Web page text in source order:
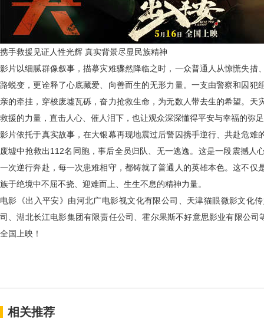
携手救援见证人性光辉 真实背景尽显民族精神
影片以细腻群像叙事，描摹灾难骤然降临之时，一众普通人从惊慌失措
路蜕变，更诠释了心底藏爱、向善而生的无形力量。一支由警察和囚犯
亲的牵挂，穿梭废墟瓦砾，奋力抢救生命，为无数人带去生的希望。天
救援的力量，直击人心、催人泪下，也让观众深深懂得平安与幸福的弥
影片依托于真实故事，在大银幕再现地震过后警囚携手逆行、共赴危难
废墟中抢救出112名同胞，事后全员归队、无一逃逸。这是一段震撼人
一次逆行奔赴，每一次患难相守，都铸就了普通人的英雄本色。这不仅
族于绝境中不屈不挠、迎难而上、生生不息的精神力量。
电影《出入平安》由河北广电影视文化有限公司、天津猫眼微影文化
司、湖北长江电影集团有限责任公司、霍尔果斯不好意思影业有限公司
全国上映！
相关推荐